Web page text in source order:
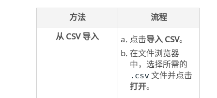
方法
流程
从 CSV 导入
点击导入 CSV。
在文件浏览器
中，选择所需的
.csv文件并点击
打开。